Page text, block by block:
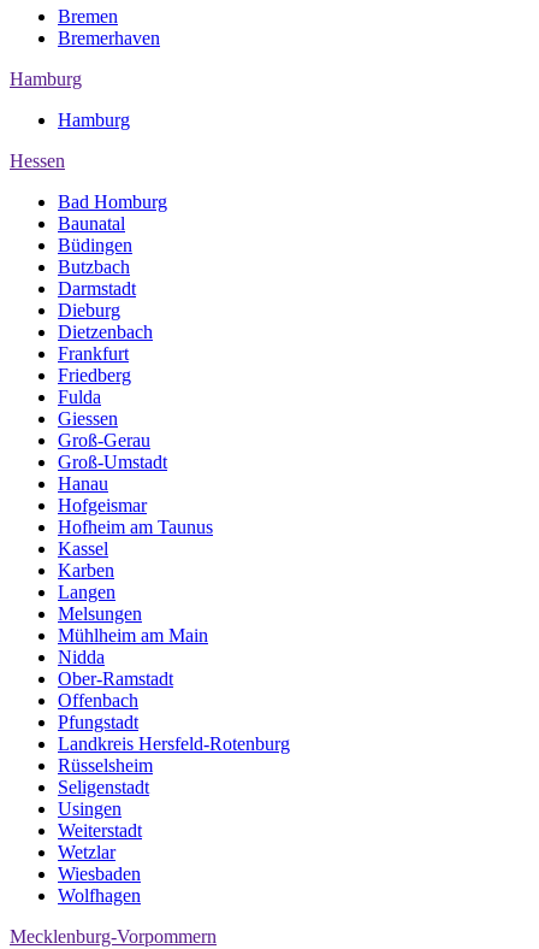
Bremen
Bremerhaven
Hamburg
Hamburg
Hessen
Bad Homburg
Baunatal
Büdingen
Butzbach
Darmstadt
Dieburg
Dietzenbach
Frankfurt
Friedberg
Fulda
Giessen
Groß-Gerau
Groß-Umstadt
Hanau
Hofgeismar
Hofheim am Taunus
Kassel
Karben
Langen
Melsungen
Mühlheim am Main
Nidda
Ober-Ramstadt
Offenbach
Pfungstadt
Landkreis Hersfeld-Rotenburg
Rüsselsheim
Seligenstadt
Usingen
Weiterstadt
Wetzlar
Wiesbaden
Wolfhagen
Mecklenburg-Vorpommern